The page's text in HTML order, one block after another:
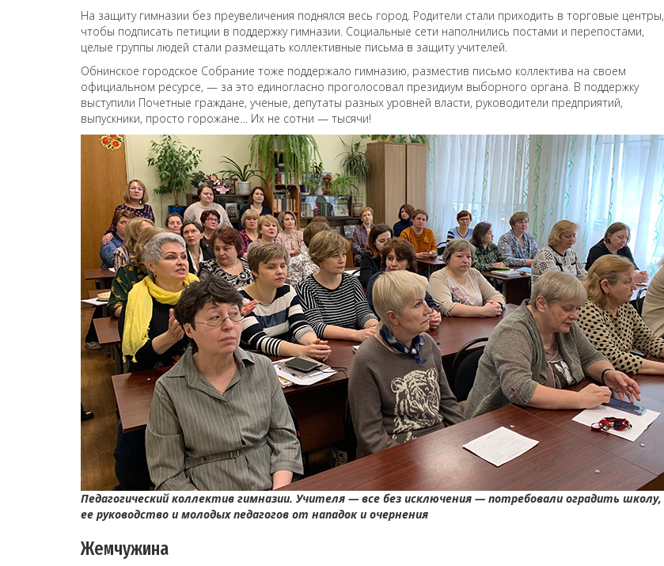
На защиту гимназии без преувеличения поднялся весь город. Родители стали приходить в торговые центры,
чтобы подписать петиции в поддержку гимназии. Социальные сети наполнились постами и перепостами,
целые группы людей стали размещать коллективные письма в защиту учителей.
Обнинское городское Собрание тоже поддержало гимназию, разместив письмо коллектива на своем
официальном ресурсе, — за это единогласно проголосовал президиум выборного органа. В поддержку
выступили Почетные граждане, ученые, депутаты разных уровней власти, руководители предприятий,
выпускники, просто горожане… Их не сотни — тысячи!
Педагогический коллектив гимназии. Учителя — все без исключения — потребовали оградить школу,
ее руководство и молодых педагогов от нападок и очернения
Жемчужина